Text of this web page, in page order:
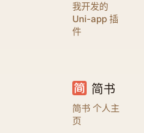
我开发的
Uni-app 插
件
简书
简书 个人主
页